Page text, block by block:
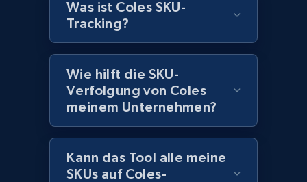
1.1K+ 148+ Jetzt anfangen
Best Buy products - Collect data on
products using specified keywords
URL, Product id, Title, Images, Final price,
Currency, Discount, Initial price, and more.
1.1K+ 148+ Jetzt anfangen
Was ist Coles SKU-
Tracking?
Wie hilft die SKU-
Verfolgung von Coles
meinem Unternehmen?
Kann das Tool alle meine
SKUs auf Coles-